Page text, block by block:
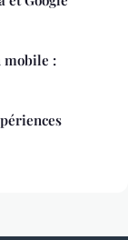
mobile :